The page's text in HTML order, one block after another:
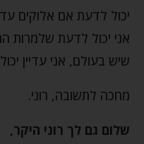
יכול לדעת אם אלוקים
אני יכול לדעת שלמרות
שיש בעולם, אני עדיין
מחכה לתשובה, רוני.
שלום גם לך רוני היקר,